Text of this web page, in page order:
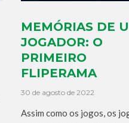
MEMÓRIAS DE
JOGADOR: O
PRIMEIRO
FLIPERAMA
30 de agosto de 2022
Assim como os jogos, os